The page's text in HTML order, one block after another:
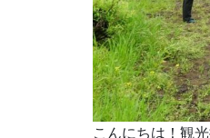
こんにちは！観